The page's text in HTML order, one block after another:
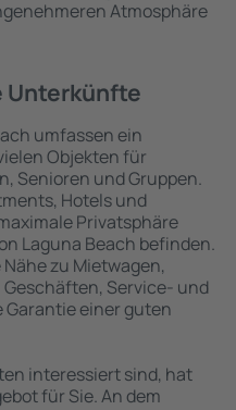
Atmosphäre
Unterkünfte
umfassen ein
Objekten für
Senioren und Gruppen.
Hotels und
Privatsphäre
Laguna Beach befinden.
zu Mietwagen,
Service- und
einer guten
interessiert sind, hat
für Sie. An dem